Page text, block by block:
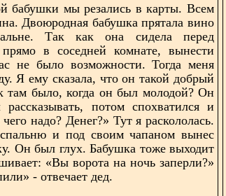
бабушки мы резались в карты. Всем
Двоюродная бабушка прятала вино
Так как она сидела перед
прямо в соседней комнате, вынести
не было возможности. Тогда меня
Я ему сказала, что он такой добрый
было, когда он был молодой? Он
рассказывать, потом спохватился и
чего надо? Денег?» Тут я раскололась.
и под своим чапаном вынес
Он был глух. Бабушка тоже выходит
«Вы ворота на ночь заперли?»
- отвечает дед.